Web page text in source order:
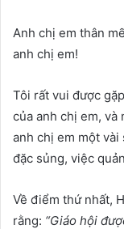
Anh chị em thân
anh chị em!
Tôi rất vui được
của anh chị em, và
anh chị em một
đặc sủng, việc
Về điểm thứ nhất,
rằng: “Giáo hội